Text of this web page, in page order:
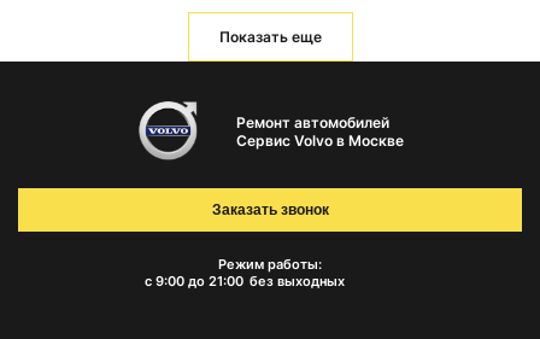
Показать еще
Ремонт автомобилей
Сервис Volvo в Москве
Режим работы:
с 9:00 до 21:00 без выходных
Заказать звонок